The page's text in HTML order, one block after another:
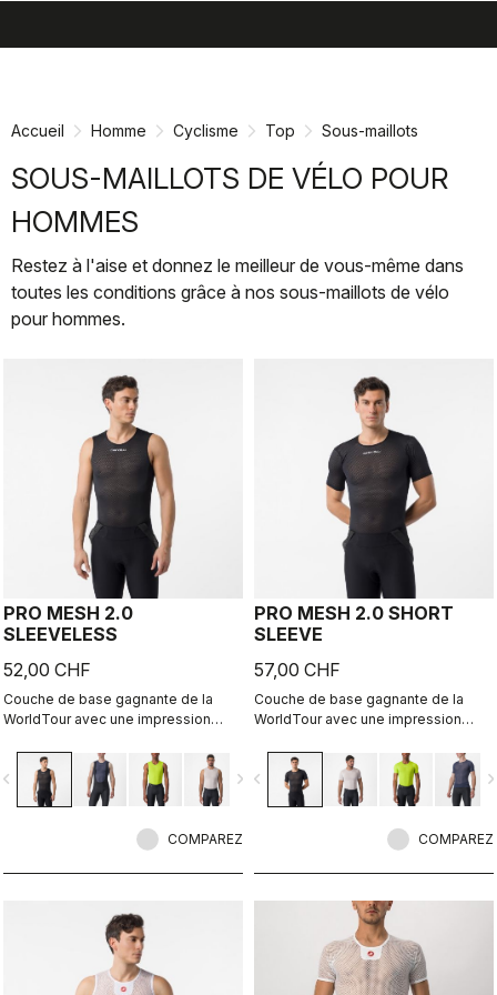
directement
navigation
directement
Accueil Homme Cyclisme Top Sous-maillots
SOUS-MAILLOTS DE VÉLO POUR
HOMMES
Restez à l'aise et donnez le meilleur de vous-même dans
toutes les conditions grâce à nos sous-maillots de vélo
pour hommes.
PRO MESH 2.0
SLEEVELESS
52,00 CHF
Couche de base gagnante de la
WorldTour avec une impression
l'intérieur.
navigate_next
COMPAREZ
PRO MESH 2.0 SHORT
SLEEVE
57,00 CHF
Couche de base gagnante de la
WorldTour avec une impression
l'intérieur.
navigate_before
COMPAREZ